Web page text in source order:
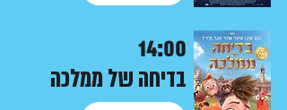
בדיחה של ממלכה
14:00